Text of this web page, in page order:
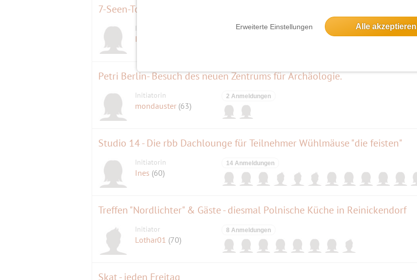
Erweiterte Einstellungen Alle akzeptieren
7-Seen-Tour ab Wannsee (H1) anschließend Essen gehen
Initiatorin
Ines
9 Anmeldungen
Petri Berlin- Besuch des neuen Zentrums für Archäologie.
Initiatorin
mondauster (63)
2 Anmeldungen
Studio 14 - Die rbb Dachlounge für Teilnehmer Wühlmäuse "die feisten"
Initiatorin
Ines (60)
14 Anmeldungen
Treffen "Nordlichter" & Gäste - diesmal Polnische Küche in Reinickendorf
Initiator
Lothar01 (70)
8 Anmeldungen
Skat - jeden Freitag